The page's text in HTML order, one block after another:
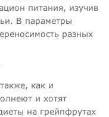
питания, изучив
В параметры
разных
как и
и хотят
на грейпфрутах